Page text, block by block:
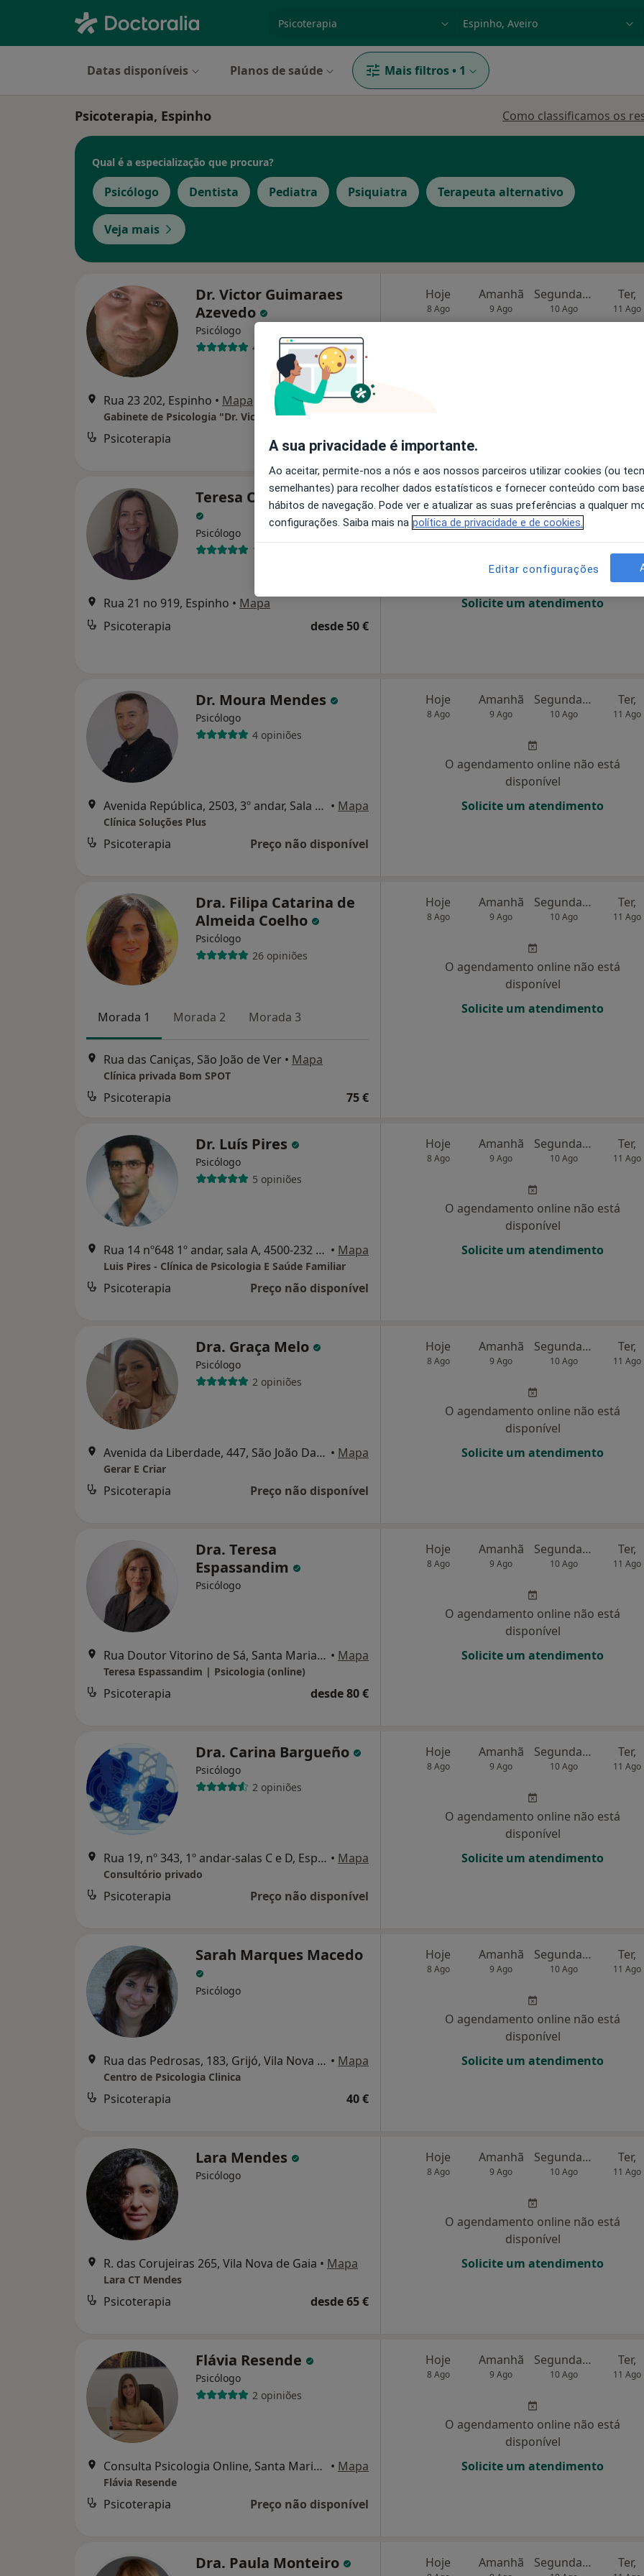
Datas disponíveis Planos de saúde Mais filtros • 1
Psicoterapia, Espinho Como classificamos os
Qual é a especialização que procura?
Psicólogo Dentista Pediatra Psiquiatra Terapeuta alternativo
Veja mais
Dr. Victor Guimaraes
Azevedo
Psicólogo
4 opiniões
Rua 23 202, Espinho • Mapa
Psicoterapia 60 €
Hoje
8 Ago
Amanhã
9 Ago
Segunda-feira
10 Ago
Ter,
11 Ago
Teresa Oliveira Martins
Psicólogo
17 opiniões
Rua 21 no 919, Espinho • Mapa
Psicoterapia
desde 50 €
Hoje
8 Ago
Amanhã
9 Ago
Segunda-feira
10 Ago
Ter,
11 Ago
O agendamento online não está
disponível
Solicite um atendimento
Dr. Moura Mendes
Psicólogo
4 opiniões
Avenida República, 2503, 3º andar, Sala 33, Vila Nova de Gaia • Mapa
Clínica Soluções Plus
Psicoterapia Preço não disponível
Hoje
8 Ago
Amanhã
9 Ago
Segunda-feira
10 Ago
Ter,
11 Ago
O agendamento online não está
disponível
Solicite um atendimento
Dra. Filipa Catarina de
Almeida Coelho
Psicólogo
26 opiniões
Morada 1 Morada 2 Morada 3
Rua das Caniças, São João de Ver • Mapa
Clínica privada Bom SPOT
Psicoterapia 75 €
Hoje
8 Ago
Amanhã
9 Ago
Segunda-feira
10 Ago
Ter,
11 Ago
O agendamento online não está
disponível
Solicite um atendimento
Dr. Luís Pires
Psicólogo
5 opiniões
Rua 14 nº648 1º andar, sala A, 4500-232 Espinho, Espinho • Mapa
Luis Pires - Clínica de Psicologia E Saúde Familiar
Psicoterapia Preço não disponível
Hoje
8 Ago
Amanhã
9 Ago
Segunda-feira
10 Ago
Ter,
11 Ago
O agendamento online não está
disponível
Solicite um atendimento
Dra. Graça Melo
Psicólogo
2 opiniões
Avenida da Liberdade, 447, São João Da Madeira • Mapa
Gerar E Criar
Psicoterapia Preço não disponível
Hoje
8 Ago
Amanhã
9 Ago
Segunda-feira
10 Ago
Ter,
11 Ago
O agendamento online não está
disponível
Solicite um atendimento
Dra. Teresa
Espassandim
Psicólogo
Rua Doutor Vitorino de Sá, Santa Maria da Feira • Mapa
Teresa Espassandim | Psicologia (online)
Psicoterapia desde 80 €
Hoje
8 Ago
Amanhã
9 Ago
Segunda-feira
10 Ago
Ter,
11 Ago
O agendamento online não está
disponível
Solicite um atendimento
Dra. Carina Bargueño
Psicólogo
2 opiniões
Rua 19, nº 343, 1º andar-salas C e D, Espinho • Mapa
Consultório privado
Psicoterapia Preço não disponível
Hoje
8 Ago
Amanhã
9 Ago
Segunda-feira
10 Ago
Ter,
11 Ago
O agendamento online não está
disponível
Solicite um atendimento
Sarah Marques Macedo
Psicólogo
Rua das Pedrosas, 183, Grijó, Vila Nova de Gaia • Mapa
Centro de Psicologia Clinica
Psicoterapia 40 €
Hoje
8 Ago
Amanhã
9 Ago
Segunda-feira
10 Ago
Ter,
11 Ago
O agendamento online não está
disponível
Solicite um atendimento
Lara Mendes
Psicólogo
R. das Corujeiras 265, Vila Nova de Gaia • Mapa
Lara CT Mendes
Psicoterapia desde 65 €
Hoje
8 Ago
Amanhã
9 Ago
Segunda-feira
10 Ago
Ter,
11 Ago
O agendamento online não está
disponível
Solicite um atendimento
Flávia Resende
Psicólogo
2 opiniões
Consulta Psicologia Online, Santa Maria da Feira • Mapa
Flávia Resende
Psicoterapia Preço não disponível
Hoje
8 Ago
Amanhã
9 Ago
Segunda-feira
10 Ago
Ter,
11 Ago
O agendamento online não está
disponível
Solicite um atendimento
Dra. Paula Monteiro Hoje Amanhã Segunda-feira Ter,
A sua privacidade é importante.
Ao aceitar, permite-nos a nós e aos nossos parceiros utilizar cookies (ou
semelhantes) para recolher dados estatísticos e fornecer conteúdo com
hábitos de navegação. Pode ver e atualizar as suas preferências a qualquer
configurações. Saiba mais na política de privacidade e de cookies.
Editar configurações